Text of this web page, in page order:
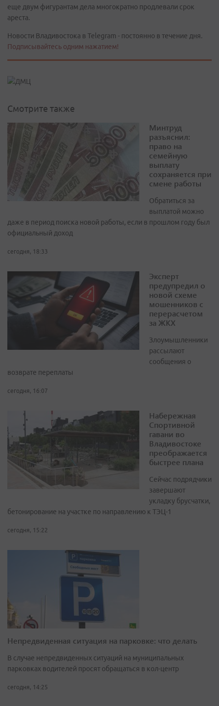
еще двум фигурантам дела многократно продлевали срок
ареста.
Новости Владивостока в Telegram - постоянно в течение дня.
Подписывайтесь одним нажатием!
Смотрите также
Минтруд
разъяснил:
право на
семейную
выплату
сохраняется при
смене работы
Обратиться за
выплатой можно
даже в период поиска новой работы, если в прошлом году был
официальный доход
сегодня, 18:33
Эксперт
предупредил о
новой схеме
мошенников с
перерасчетом
за ЖКХ
Злоумышленники
рассылают
сообщения о
возврате переплаты
сегодня, 16:07
Набережная
Спортивной
гавани во
Владивостоке
преображается
быстрее плана
Сейчас подрядчики
завершают
укладку брусчатки,
бетонирование на участке по направлению к ТЭЦ-1
сегодня, 15:22
Непредвиденная ситуация на парковке: что делать
В случае непредвиденных ситуаций на муниципальных
парковках водителей просят обращаться в кол-центр
сегодня, 14:25